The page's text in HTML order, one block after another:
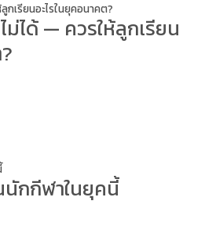
เรียนอะไรในยุคอนาคต?
ได้ — ควรให้ลูกเรียน
นักกีฬาในยุคนี้